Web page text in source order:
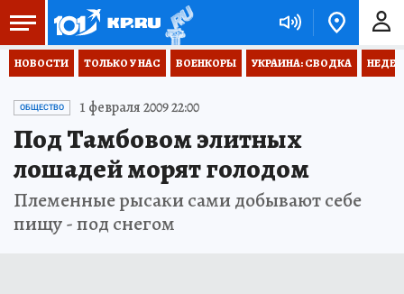
НОВОСТИ ТОЛЬКО У НАС ВОЕНКОРЫ УКРАИНА: СВОДКА
ОБЩЕСТВО 1 февраля 2009 22:00
Под Тамбовом элитных
лошадей морят голодом
Племенные рысаки сами добывают себе
пищу - под снегом